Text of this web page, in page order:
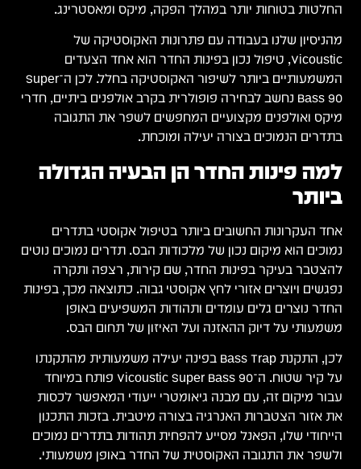
החלטות בטוחות יותר במהלך הפקה, מיקס ומאסטרינג.
מהניסיון שלנו בעבודה עם פתרונות האקוסטיקה של
Vicoustic, טיפול נכון בפינות החדר הוא אחד הצעדים
המשמעותיים ביותר לשיפור האקוסטיקה בחלל. לכן ה־Super
Bass 90 נחשב לבחירה פופולרית בקרב אולפנים ביתיים, חדרי
מיקס ואולפנים מקצועיים המחפשים לשפר את התגובה
בתדרים הנמוכים בצורה יעילה ומוכחת.
למה פינות החדר הן הבעיה הגדולה
ביותר
אחד העקרונות החשובים ביותר בטיפול אקוסטי בתדרים
נמוכים הוא מיקום נכון של מלכודות הבס. תדרים נמוכים נוטים
להצטבר בעיקר בפינות החדר, שם קירות, רצפה ותקרה
נפגשים ויוצרים אזורי לחץ אקוסטי גבוה. כתוצאה מכך, בפינות
החדר נוצרים גלים עומדים ותהודות המשפיעים באופן
משמעותי על דיוק ההאזנה ועל האיזון של תחום הבס.
לכן, התקנת Bass Trap בפינה יעילה משמעותית מהתקנתו
על קיר שטוח. ה־Vicoustic Super Bass 90 פותח במיוחד
עבור מיקום זה, עם מבנה גיאומטרי ייעודי המאפשר לכסות
את אזור הצטברות האנרגיה בצורה מיטבית. בזכות התכנון
הייחודי שלו, הפאנל מסייע להפחית תהודות בתדרים נמוכים
ולשפר את התגובה האקוסטית של החדר באופן משמעותי.